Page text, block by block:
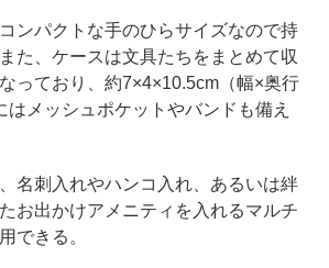
ンパクトな手のひらサイズなので持
た、ケースは文具たちをまとめて収
っており、約7×4×10.5cm（幅×奥行
はメッシュポケットやバンドも備え
名刺入れやハンコ入れ、あるいは絆
お出かけアメニティを入れるマルチ
できる。